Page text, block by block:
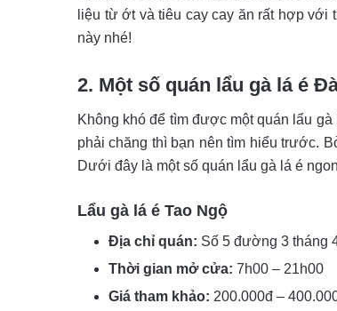
liệu từ ớt và tiêu cay cay ăn rất hợp
này nhé!
2. Một số quán lẩu gà lá é
Không khó để tìm được một quán lẩu
phải chăng thì bạn nên tìm hiểu trước.
Dưới đây là một số quán lẩu gà lá é
Lẩu gà lá é Tao Ngộ
Địa chỉ quán: Số 5 đường 3 tháng
Thời gian mở cửa: 7h00 – 21h00
Giá tham khảo: 200.000đ –